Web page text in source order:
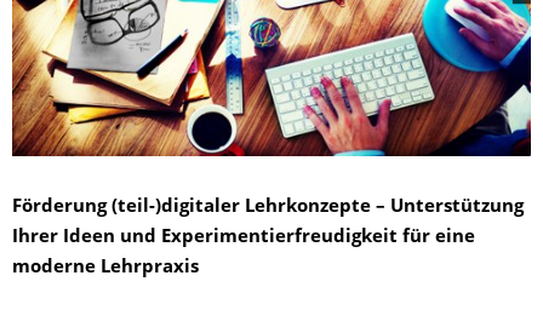
Förderung (teil-)digitaler Lehrkonzepte – Unterstützung
Ihrer Ideen und Experimentierfreudigkeit für eine
moderne Lehrpraxis